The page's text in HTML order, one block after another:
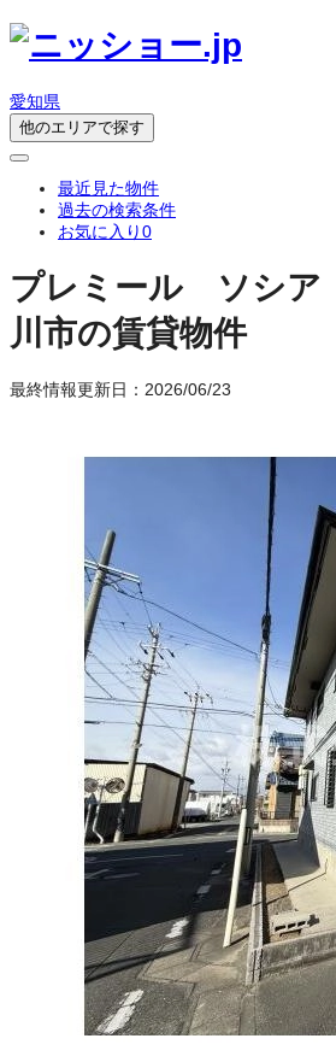
愛知県
他のエリアで探す
最近見た物件
過去の検索条件
お気に入り0
プレミール ソシ
川市の賃貸物件
最終情報更新日：2026/06/23